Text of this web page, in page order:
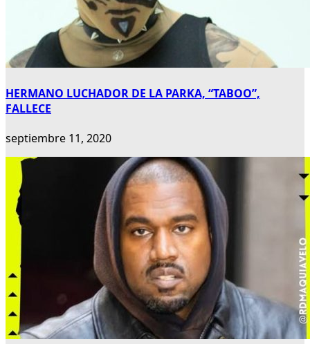
HERMANO LUCHADOR DE LA PARKA, “TABOO”,
FALLECE
septiembre 11, 2020